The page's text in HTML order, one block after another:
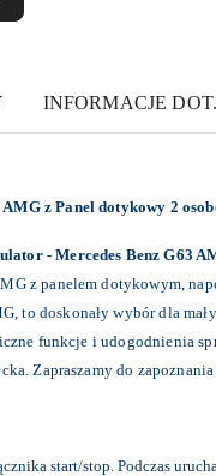
INFORMACJE
z Panel dotykowy 2
- Mercedes Benz G63
z panelem dotykowym,
to doskonały wybór dla
funkcje i udogodnienia
Zapraszamy do zapoznania
start/stop. Podczas